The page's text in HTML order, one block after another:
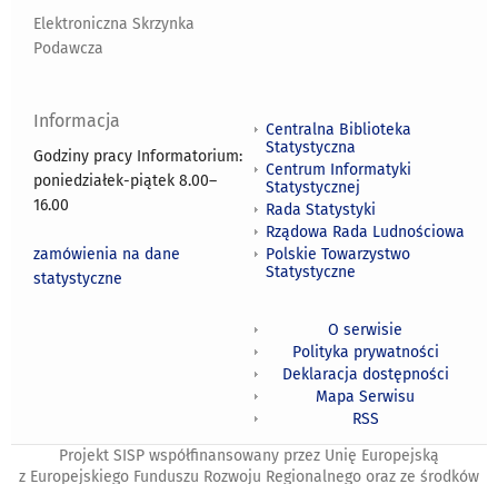
Elektroniczna Skrzynka
Podawcza
Informacja
Godziny pracy Informatorium:
poniedziałek-piątek 8.00–
16.00
zamówienia na dane
statystyczne
Centralna Biblioteka
Statystyczna
Centrum Informatyki
Statystycznej
Rada Statystyki
Rządowa Rada Ludnościowa
Polskie Towarzystwo
Statystyczne
O serwisie
Polityka prywatności
Deklaracja dostępności
Mapa Serwisu
RSS
Projekt SISP współfinansowany przez Unię Europejską
z Europejskiego Funduszu Rozwoju Regionalnego oraz ze środków